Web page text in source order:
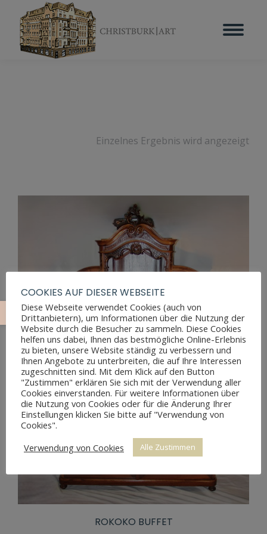
Einzelnes Ergebnis wird angezeigt
ROKOKO BUFFET
COOKIES AUF DIESER WEBSEITE
Diese Webseite verwendet Cookies (auch von
Drittanbietern), um Informationen über die Nutzung der
Website durch die Besucher zu sammeln. Diese Cookies
helfen uns dabei, Ihnen das bestmögliche Online-Erlebnis
zu bieten, unsere Website ständig zu verbessern und
Ihnen Angebote zu unterbreiten, die auf Ihre Interessen
zugeschnitten sind. Mit dem Klick auf den Button
"Zustimmen" erklären Sie sich mit der Verwendung aller
Cookies einverstanden. Für weitere Informationen über
die Nutzung von Cookies oder für die Änderung Ihrer
Einstellungen klicken Sie bitte auf "Verwendung von
Cookies".
Verwendung von Cookies
Alle Zustimmen